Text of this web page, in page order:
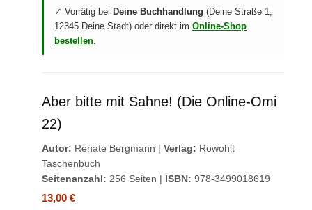
✓ Vorrätig bei Deine Buchhandlung (Deine Straße 1,
12345 Deine Stadt) oder direkt im Online-Shop
bestellen.
Aber bitte mit Sahne! (Die Online-Omi
22)
Autor: Renate Bergmann | Verlag: Rowohlt
Taschenbuch
Seitenanzahl: 256 Seiten | ISBN: 978-3499018619
13,00 €